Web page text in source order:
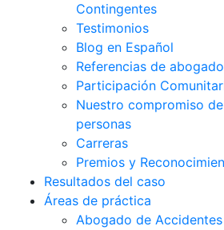
Contingentes
Testimonios
Blog en Español
Referencias de
Participación
Nuestro compromiso
personas
Carreras
Premios y
Resultados del caso
Áreas de práctica
Abogado de